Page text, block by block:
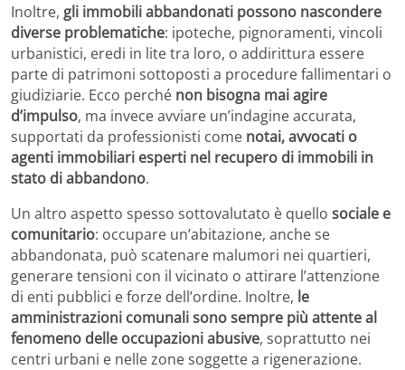
Inoltre, gli immobili abbandonati possono nascondere
diverse problematiche: ipoteche, pignoramenti, vincoli
urbanistici, eredi in lite tra loro, o addirittura essere
parte di patrimoni sottoposti a procedure fallimentari o
giudiziarie. Ecco perché non bisogna mai agire
d’impulso, ma invece avviare un’indagine accurata,
supportati da professionisti come notai, avvocati o
agenti immobiliari esperti nel recupero di immobili in
stato di abbandono.
Un altro aspetto spesso sottovalutato è quello sociale e
comunitario: occupare un’abitazione, anche se
abbandonata, può scatenare malumori nei quartieri,
generare tensioni con il vicinato o attirare l’attenzione
di enti pubblici e forze dell’ordine. Inoltre, le
amministrazioni comunali sono sempre più attente al
fenomeno delle occupazioni abusive, soprattutto nei
centri urbani e nelle zone soggette a rigenerazione.